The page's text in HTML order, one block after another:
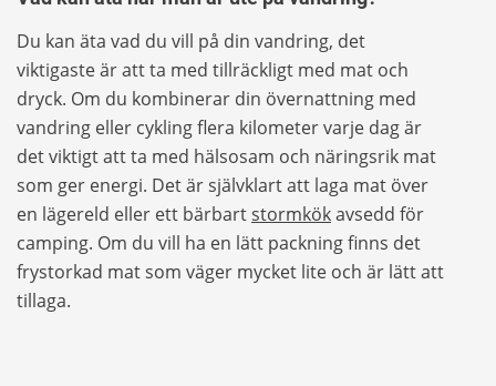
Du kan äta vad du vill på din vandring, det
viktigaste är att ta med tillräckligt med mat och
dryck. Om du kombinerar din övernattning med
vandring eller cykling flera kilometer varje dag är
det viktigt att ta med hälsosam och näringsrik mat
som ger energi. Det är självklart att laga mat över
en lägereld eller ett bärbartstormkökavsedd för
camping. Om du vill ha en lätt packning finns det
frystorkad mat som väger mycket lite och är lätt att
tillaga.